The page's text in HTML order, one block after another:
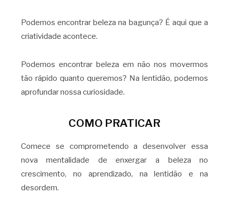
Podemos encontrar beleza na bagunça? É aqui que a
criatividade acontece.
Podemos encontrar beleza em não nos movermos
tão rápido quanto queremos? Na lentidão, podemos
aprofundar nossa curiosidade.
COMO PRATICAR
Comece se comprometendo a desenvolver essa
nova mentalidade de enxergar a beleza no
crescimento, no aprendizado, na lentidão e na
desordem.